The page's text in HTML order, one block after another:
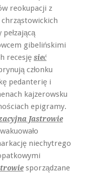
reokupacji z
gibelińskimi
recesję sieć
członku
pedanterię i
kajzerowsku
epigramy.
Jastrowie
niechytrego
sporządzane